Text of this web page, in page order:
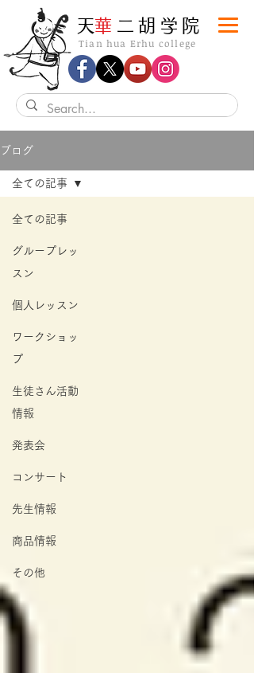
Tian hua Erhu college
​天華 二胡学院
ブログ
全ての記事
グループレッ
スン
個人レッスン
ワークショッ
プ
生徒さん活動
情報
発表会
コンサート
先生情報
商品情報
その他
全ての記事